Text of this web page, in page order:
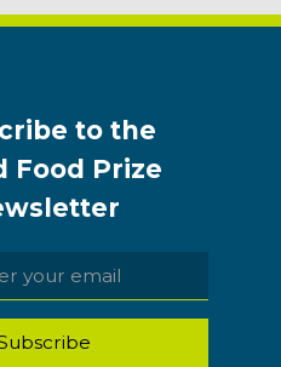
to the
Food Prize